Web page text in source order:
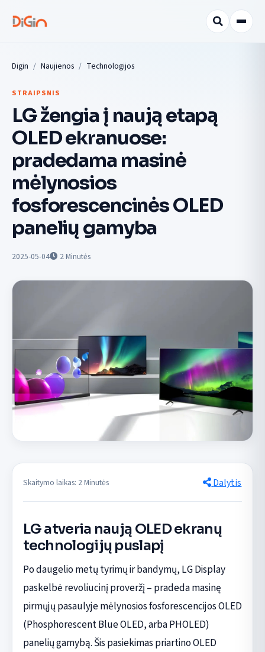
Digin Naujienos Technologijos
STRAIPSNIS
LG žengia į naują etapą
OLED ekranuose:
pradedama masinė
mėlynosios
fosforescencinės OLED
panelių gamyba
2025-05-04 2Minutės
Skaitymo laikas: 2 Minutės Dalytis
LG atveria naują OLED ekranų
technologijų puslapį
Po daugelio metų tyrimų ir bandymų, LG Display
paskelbė revoliucinį proveržį – pradeda masinę
pirmųjų pasaulyje mėlynosios fosforescencijos OLED
(Phosphorescent Blue OLED, arba PHOLED)
panelių gamybą. Šis pasiekimas priartino OLED